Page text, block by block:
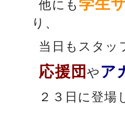
他にも 学生
り、
当日もスタッ
応援団 や ア
２３日に登場